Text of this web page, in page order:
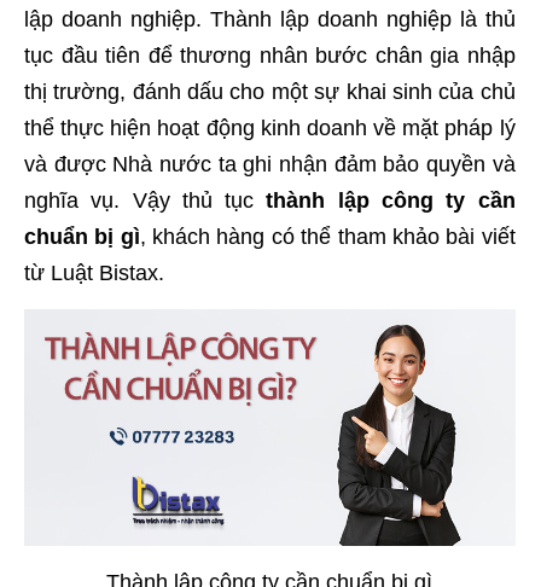
lập doanh nghiệp. Thành lập doanh nghiệp là thủ
tục đầu tiên để thương nhân bước chân gia nhập
thị trường, đánh dấu cho một sự khai sinh của chủ
thể thực hiện hoạt động kinh doanh về mặt pháp lý
và được Nhà nước ta ghi nhận đảm bảo quyền và
nghĩa vụ. Vậy thủ tụcthành lập công ty cần
chuẩn bị gì, khách hàng có thể tham khảo bài viết
từ Luật Bistax.
Thành lập công ty cần chuẩn bị gì